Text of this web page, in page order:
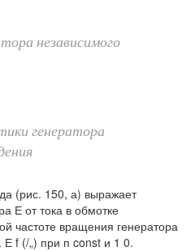
независимого
генератора
(рис. 150, а) выражает
Е от тока в обмотке
частоте вращения генератора
Е f (/„) при п const и 1 0.